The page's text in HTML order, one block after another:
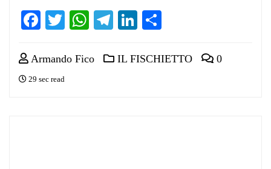
Facebook
TwitterWhatsApp
Telegram
LinkedIn
Armando Fico IL FISCHIETTO 0
29 sec read